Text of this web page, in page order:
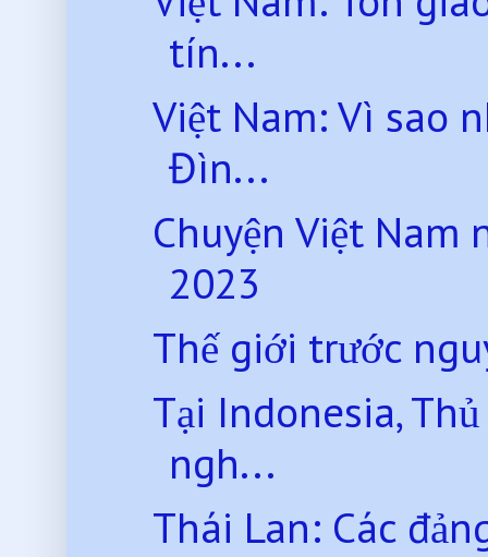
tín...
Việt Nam: Vì sao
Đìn...
Chuyện Việt
2023
Thế giới trước
Tại Indonesia,
ngh...
Thái Lan: Các